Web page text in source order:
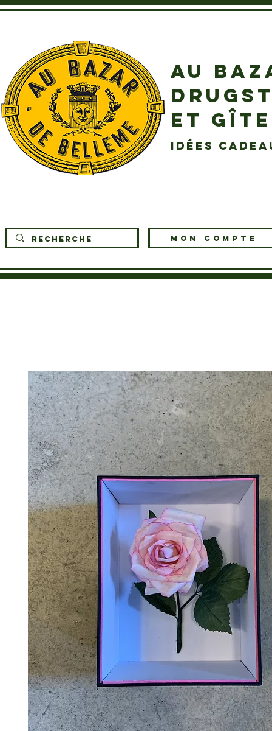
AU
ET
idées
MON COMPTE